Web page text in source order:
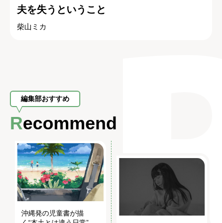
夫を失うということ
柴山ミカ
編集部おすすめ
Recommend
沖縄発の児童書が描